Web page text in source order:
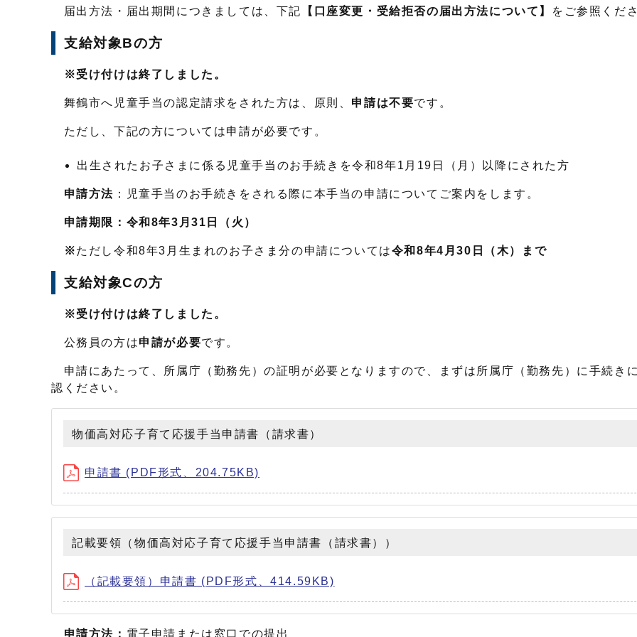
届出方法・届出期間につきましては、下記 【口座変更・受給拒否の届出方法について】 をご参照くだ
支給対象Bの方
※受け付けは終了しました。
舞鶴市へ児童手当の認定請求をされた方は、原則、 申請は不要です。
ただし、下記の方については申請が必要です。
出生されたお子さまに係る児童手当のお手続きを令和8年1月19日（月）以降にされた方
申請方法 ：児童手当のお手続きをされる際に本手当の申請についてご案内をします。
申請期限 ：令和8年3月31日（火）
※ただし令和8年3月生まれのお子さま分の申請については令和8年4月30日（木）まで
支給対象Cの方
※受け付けは終了しました。
公務員の方は申請が必要です。
申請にあたって、所属庁（勤務先）の証明が必要となりますので、まずは所属庁（勤務先）に手続き
認ください。
物価高対応子育て応援手当申請書（請求書）
申請書 (PDF形式、204.75KB)
記載要領（物価高対応子育て応援手当申請書（請求書））
（記載要領）申請書 (PDF形式、414.59KB)
申請方法： 電子申請または窓口での提出